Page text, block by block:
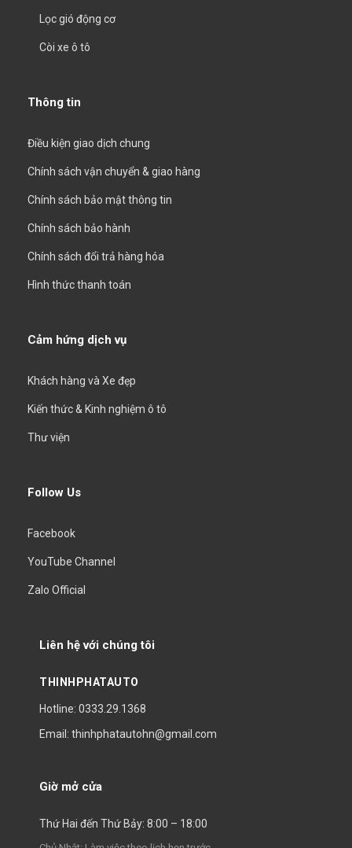
Lọc gió động cơ
Còi xe ô tô
Thông tin
Điều kiện giao dịch chung
Chính sách vận chuyển & giao hàng
Chính sách bảo mật thông tin
Chính sách bảo hành
Chính sách đổi trả hàng hóa
Hình thức thanh toán
Cảm hứng dịch vụ
Khách hàng và Xe đẹp
Kiến thức & Kinh nghiệm ô tô
Thư viện
Follow Us
Facebook
YouTube Channel
Zalo Official
Liên hệ với chúng tôi
THINHPHATAUTO
Hotline: 0333.29.1368
Email: thinhphatautohn@gmail.com
Giờ mở cửa
Thứ Hai đến Thứ Bảy: 8:00 – 18:00